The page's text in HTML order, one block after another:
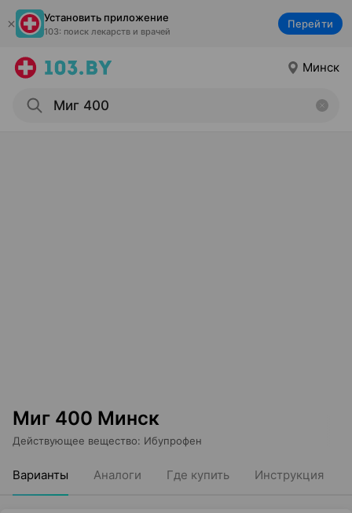
Установить приложение
103: поиск лекарств и врачей
Перейти
Минск
Миг 400 Минск
Действующее вещество: Ибупрофен
Варианты Аналоги Где купить Инструкция